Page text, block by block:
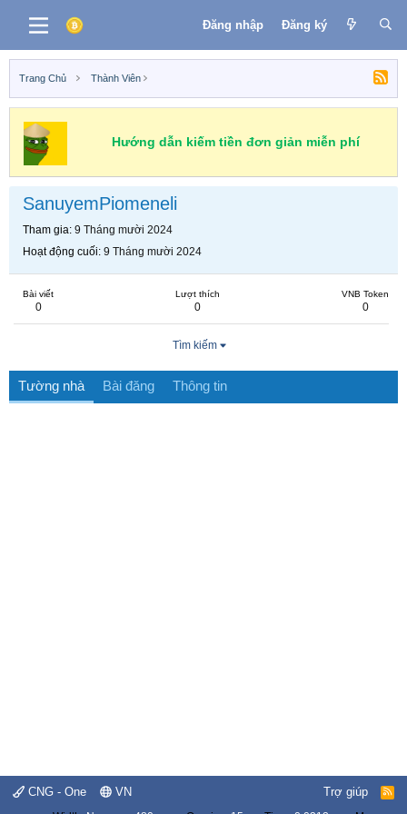
Đăng nhập Đăng ký
Trang Chủ Thành Viên
Hướng dẫn kiếm tiền đơn giản miễn phí
SanuyemPiomeneli
Tham gia 9 Tháng mười 2024
Hoạt động cuối 9 Tháng mười 2024
Bài viết
0
Lượt thích
0
VNB Token
0
Tìm kiếm
Tường nhà Bài đăng Thông tin
CNG - One VN Trợ giúp
R